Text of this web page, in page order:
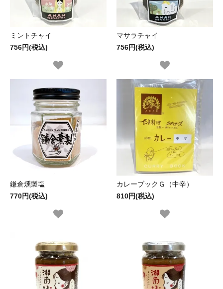
ミントチャイ
756円(税込)
マサラチャイ
756円(税込)
鎌倉燻製塩
770円(税込)
カレーブックＧ（中辛）
810円(税込)